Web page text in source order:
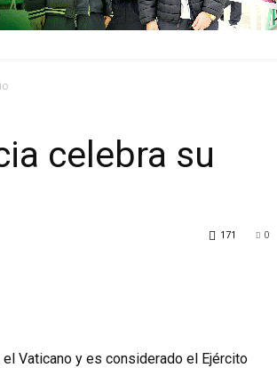
celebra su
0
171
Vaticano y es considerado el Ejército